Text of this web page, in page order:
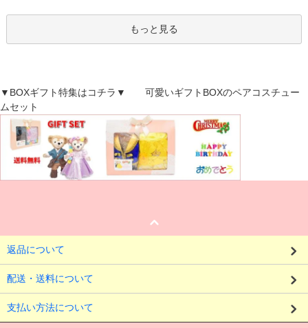
もっと見る
▼BOXギフト特集はコチラ▼ 可愛いギフトBOXのペアコスチュー
ムセット
返品について
配送・送料について
支払い方法について